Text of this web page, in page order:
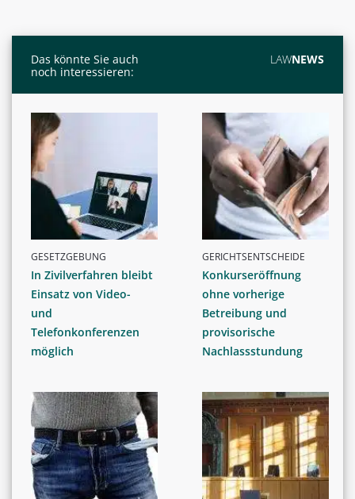
Das könnte Sie auch
noch interessieren:
LAWNEWS
GESETZGEBUNG
In Zivilverfahren bleibt
Einsatz von Video-
und
Telefonkonferenzen
möglich
GERICHTSENTSCHEIDE
Konkurseröffnung
ohne vorherige
Betreibung und
provisorische
Nachlassstundung